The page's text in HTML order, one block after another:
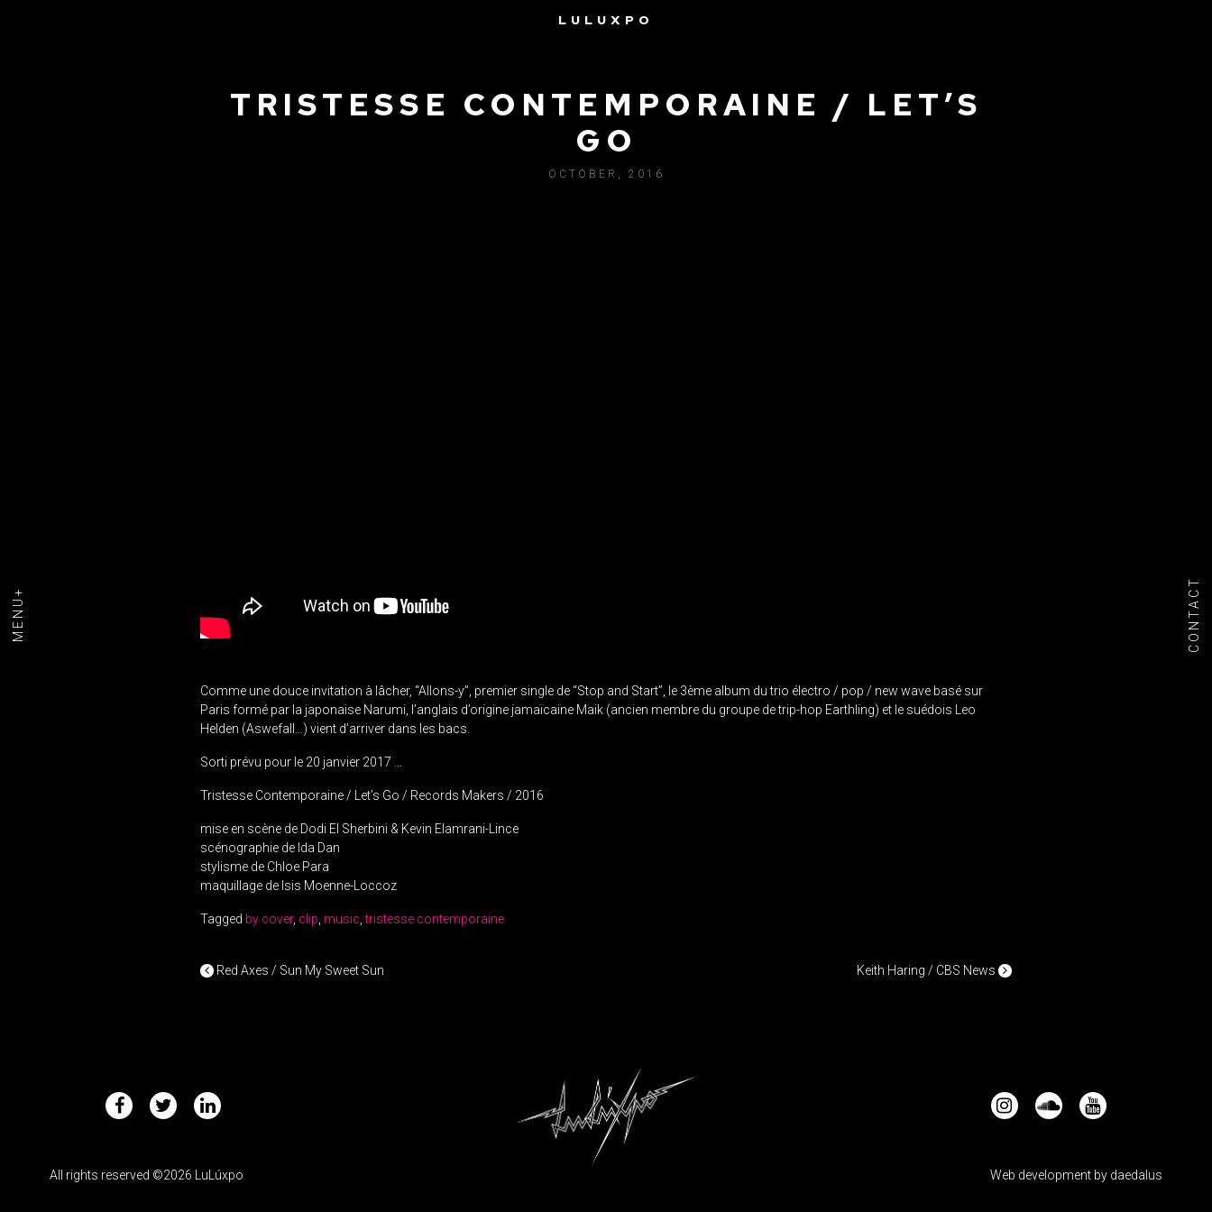
LULUXPO
MENU+ CONTACT
TRISTESSE CONTEMPORAINE / LET’S
GO
OCTOBER, 2016
Comme une douce invitation à lâcher, “Allons-y”, premier single de “Stop and Start”, le 3ème album du trio électro / pop / new wave basé sur
Paris formé par la japonaise Narumi, l’anglais d’origine jamaïcaine Maik (ancien membre du groupe de trip-hop Earthling) et le suédois Leo
Helden (Aswefall…) vient d’arriver dans les bacs.
Sorti prévu pour le 20 janvier 2017 …
Tristesse Contemporaine / Let’s Go / Records Makers / 2016
mise en scène de Dodi El Sherbini & Kevin Elamrani-Lince
scénographie de Ida Dan
stylisme de Chloe Para
maquillage de Isis Moenne-Loccoz
Tagged by cover, clip, music,tristesse contemporaine
POST NAVIGATION
Red Axes / Sun My Sweet Sun Keith Haring / CBS News
All rights reserved ©2026 LuLúxpo Web development by daedalus